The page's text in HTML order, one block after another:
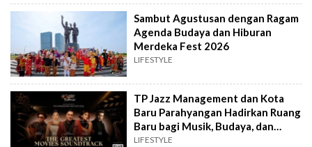
Sambut Agustusan dengan Ragam
Agenda Budaya dan Hiburan
Merdeka Fest 2026
LIFESTYLE
TP Jazz Management dan Kota
Baru Parahyangan Hadirkan Ruang
Baru bagi Musik, Budaya, dan
Komunitas
LIFESTYLE